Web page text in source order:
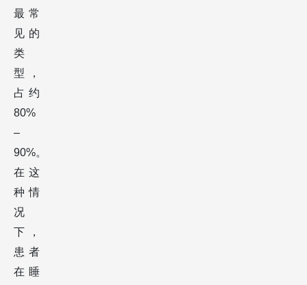
最常
见的
类
型，
占约
80%
–
90%。
在这
种情
况
下，
患者
在睡